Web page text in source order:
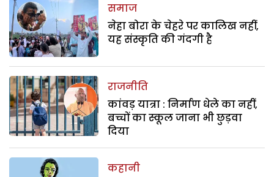
समाज
नेहा बोरा के चेहरे पर कालिख नहीं,
यह संस्कृति की गंदगी है
राजनीति
कांवड़ यात्रा : निर्माण धेले का नहीं,
बच्चों का स्कूल जाना भी छुड़वा
दिया
कहानी